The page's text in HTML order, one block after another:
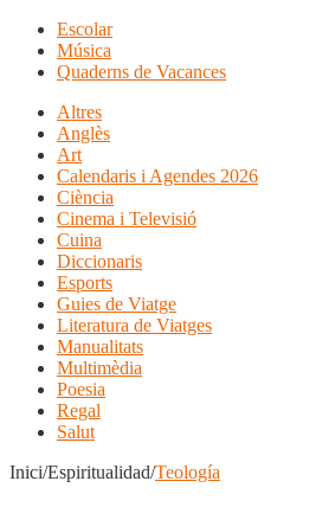
Escolar
Música
Quaderns de Vacances
Altres
Anglès
Art
Calendaris i Agendes 2026
Ciència
Cinema i Televisió
Cuina
Diccionaris
Esports
Guies de Viatge
Literatura de Viatges
Manualitats
Multimèdia
Poesia
Regal
Salut
Inici/Espiritualidad/Teología